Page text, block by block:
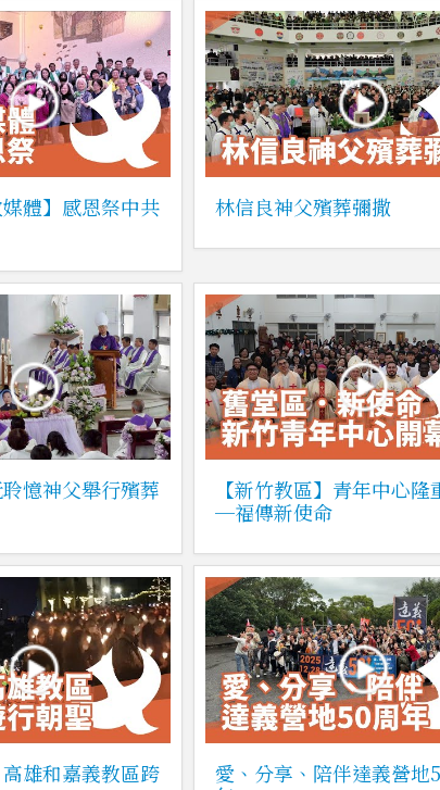
體】感恩祭中共 林信良神父殯葬彌撒
憶神父舉行殯葬
【新竹教區】青年中心隆
─福傳新使命
雄和嘉義教區跨
愛、分享、陪伴達義營地